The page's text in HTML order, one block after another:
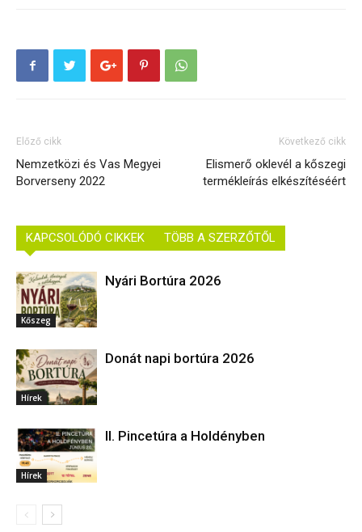
Előző cikk
Nemzetközi és Vas Megyei
Borverseny 2022
Következő cikk
Elismerő oklevél a kőszegi
termékleírás elkészítéséért
KAPCSOLÓDÓ CIKKEK TÖBB A SZERZŐTŐL
Kőszeg
Nyári Bortúra 2026
Hírek
Donát napi bortúra 2026
Hírek
II. Pincetúra a Holdényben